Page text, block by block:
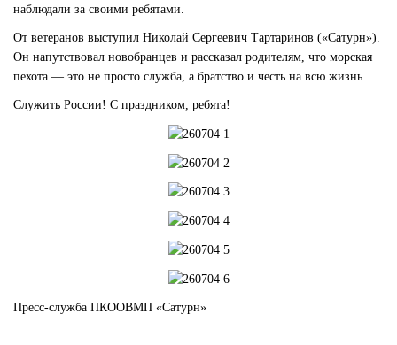
наблюдали за своими ребятами.
От ветеранов выступил Николай Сергеевич Тартаринов («Сатурн»).
Он напутствовал новобранцев и рассказал родителям, что морская
пехота — это не просто служба, а братство и честь на всю жизнь.
Служить России! С праздником, ребята!
Пресс-служба ПКООВМП «Сатурн»